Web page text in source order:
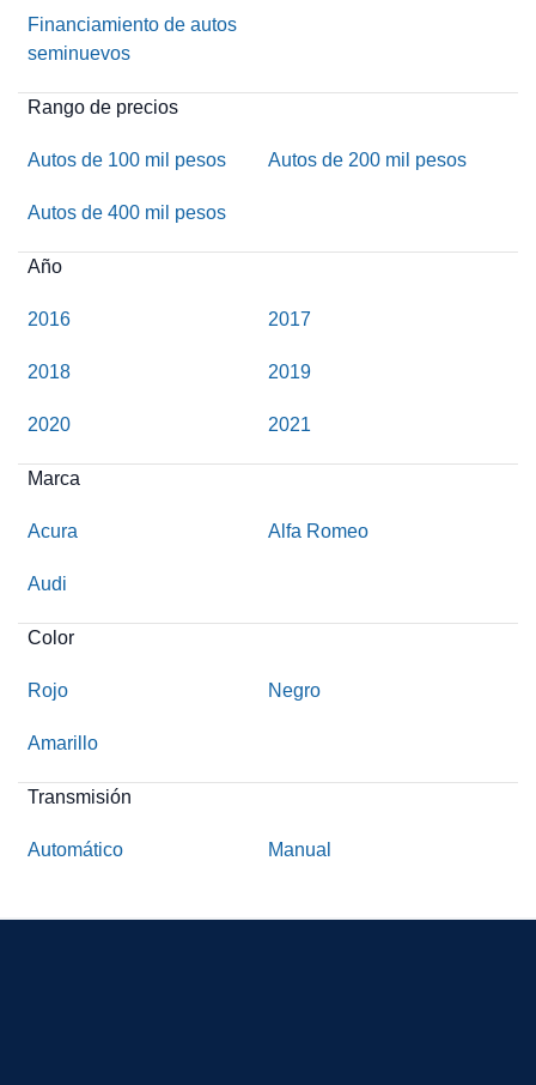
Financiamiento de autos
seminuevos
Rango de precios
Autos de 100 mil pesos Autos de 200 mil pesos
Autos de 400 mil pesos
Año
2016 2017
2018 2019
2020 2021
Marca
Acura Alfa Romeo
Audi
Color
Rojo Negro
Amarillo
Transmisión
Automático Manual